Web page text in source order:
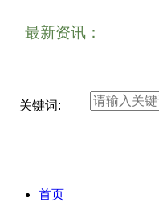
最新资讯：
关键词:
首页